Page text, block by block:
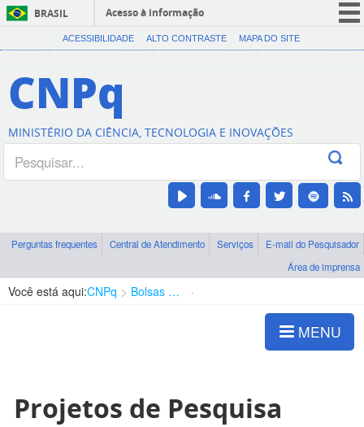
BRASIL
Acesso à informação
CORONAVÍRUS (COVID-19)
Canais
ACESSIBILIDADE ALTO CONTRASTE MAPA DO SITE
CNPq
MINISTÉRIO DA CIÊNCIA, TECNOLOGIA E INOVAÇÕES
Perguntas frequentes Central de Atendimento Serviços
E-mail do Pesquisador
Área de imprensa
Você está aqui:CNPq Bolsas e Auxílios Vigentes
MENU
Projetos de Pesquisa